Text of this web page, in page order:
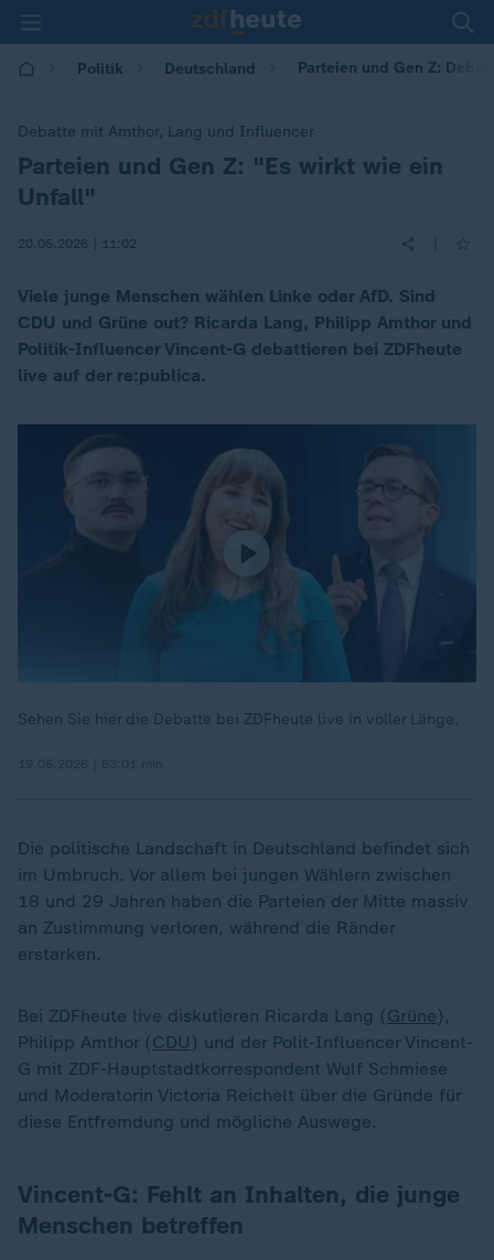
Politik Deutschland Parteien und Gen Z:
Debatte mit Amthor, Lang und Influencer
:Parteien und Gen Z: "Es wirkt wie ein
Unfall"
20.05.2026 | 11:02
Viele junge Menschen wählen Linke oder AfD. Sind
CDU und Grüne out? Ricarda Lang, Philipp Amthor und
Politik-Influencer Vincent-G debattieren bei ZDFheute
live auf der re:publica.
Sehen Sie hier die Debatte bei ZDFheute live in voller Länge.
Die politische Landschaft in Deutschland befindet sich
im Umbruch. Vor allem bei jungen Wählern zwischen
18 und 29 Jahren haben die Parteien der Mitte massiv
an Zustimmung verloren, während die Ränder
erstarken.
Bei ZDFheute live diskutieren Ricarda Lang (Grüne),
Philipp Amthor (CDU ) und der Polit-Influencer Vincent-
G mit ZDF-Hauptstadtkorrespondent Wulf Schmiese
und Moderatorin Victoria Reichelt über die Gründe für
diese Entfremdung und mögliche Auswege.
Vincent-G: Fehlt an Inhalten, die junge
Menschen betreffen